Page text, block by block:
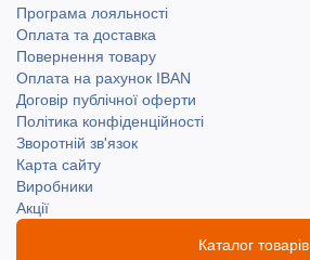
Програма лояльності
Оплата та доставка
Повернення товару
Оплата на рахунок IBAN
Договір публічної оферти
Політика конфіденційності
Зворотній зв'язок
Карта сайту
Виробники
Акції
Каталог товарів